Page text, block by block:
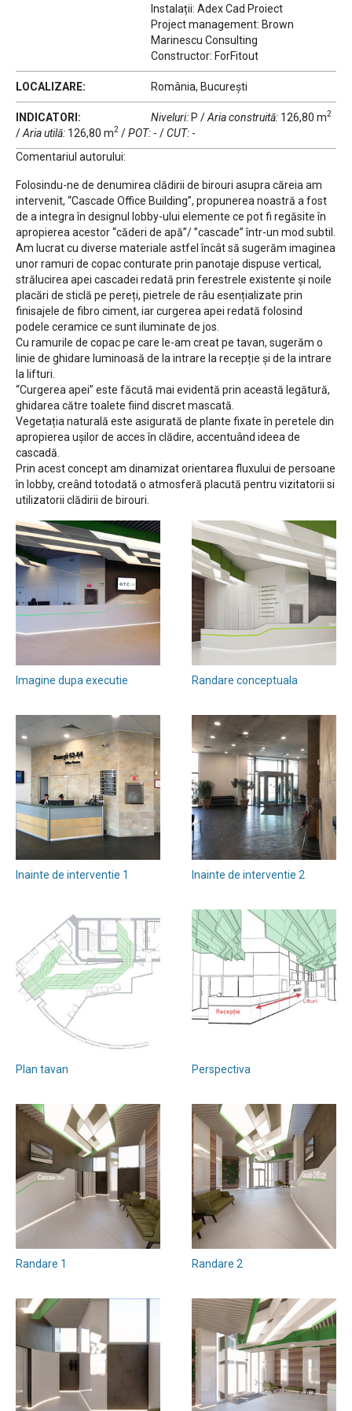
Instalații: Adex Cad Proiect
Project management: Brown
Marinescu Consulting
Constructor: ForFitout
LOCALIZARE: România, București
INDICATORI: Niveluri:P /Aria construită: 126,80 m2
/Aria utilă: 126,80 m2 /POT: - /CUT: -
Comentariul autorului:
Folosindu-ne de denumirea clădirii de birouri asupra căreia am
intervenit, “Cascade Office Building”, propunerea noastră a fost
de a integra în designul lobby-ului elemente ce pot fi regăsite în
apropierea acestor “căderi de apă”/ ”cascade” într-un mod subtil.
Am lucrat cu diverse materiale astfel încât să sugerăm imaginea
unor ramuri de copac conturate prin panotaje dispuse vertical,
strălucirea apei cascadei redată prin ferestrele existente și noile
placări de sticlă pe pereți, pietrele de râu esențializate prin
finisajele de fibro ciment, iar curgerea apei redată folosind
podele ceramice ce sunt iluminate de jos.
Cu ramurile de copac pe care le-am creat pe tavan, sugerăm o
linie de ghidare luminoasă de la intrare la recepție și de la intrare
la lifturi.
“Curgerea apei” este făcută mai evidentă prin această legătură,
ghidarea către toalete fiind discret mascată.
Vegetația naturală este asigurată de plante fixate în peretele din
apropierea ușilor de acces în clădire, accentuând ideea de
cascadă.
Prin acest concept am dinamizat orientarea fluxului de persoane
în lobby, creând totodată o atmosferă placută pentru vizitatorii si
utilizatorii clădirii de birouri.
Imagine dupa executie Randare conceptuala
Inainte de interventie 1 Inainte de interventie 2
Plan tavan Perspectiva
Randare 1 Randare 2